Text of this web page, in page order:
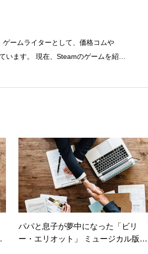
ームライターとして、価格コムや
います。 現在、Steamのゲームを紹介
パパと息子が夢中になった「ビリ
ー・エリオット」 ミュージカル版